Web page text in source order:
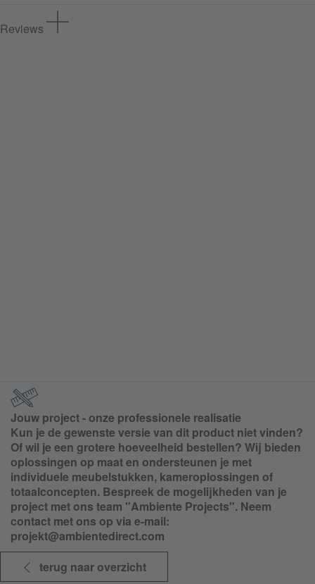
Reviews
Jouw project - onze professionele realisatie
Kun je de gewenste versie van dit product niet vinden?
Of wil je een grotere hoeveelheid bestellen? Wij bieden
oplossingen op maat en ondersteunen je met
individuele meubelstukken, kameroplossingen of
totaalconcepten. Bespreek de mogelijkheden van je
project met ons team "Ambiente Projects". Neem
contact met ons op via e-mail:
projekt@ambientedirect.com
terug naar overzicht